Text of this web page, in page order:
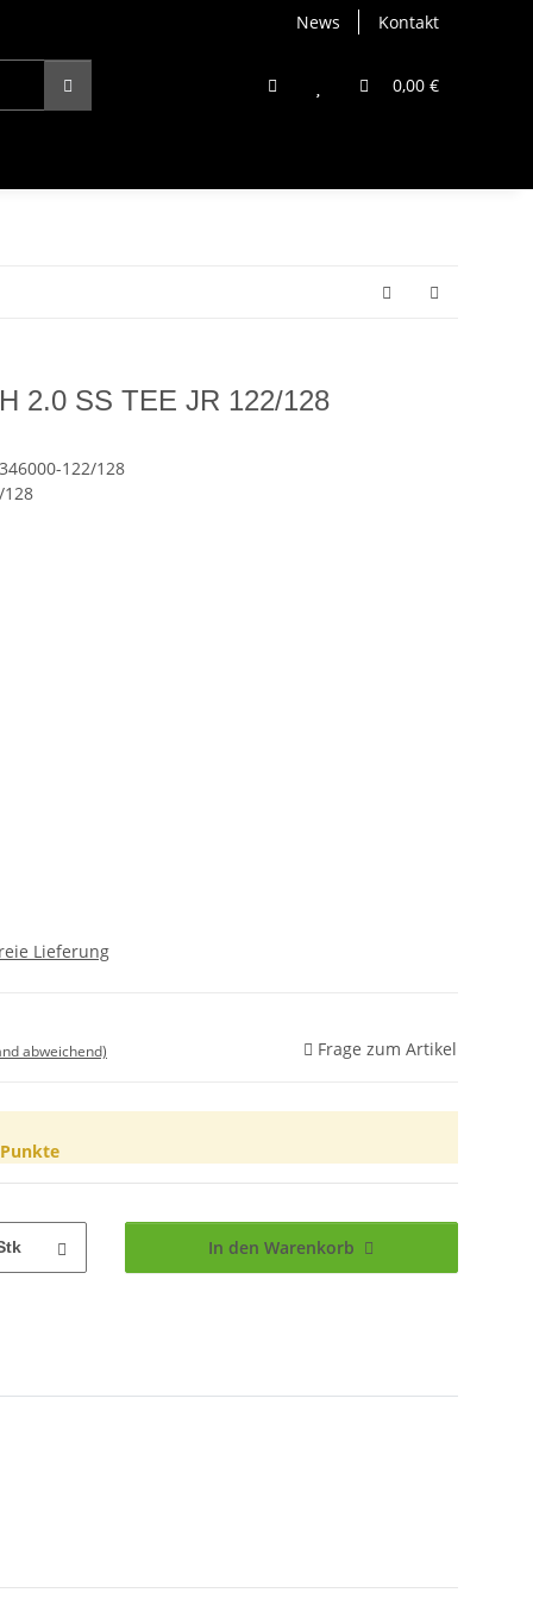
News Kontakt
0,00 €
2.0 SS TEE JR 122/128
122/128
128
Lieferung
abweichend) Frage zum Artikel
Punkte
In den Warenkorb